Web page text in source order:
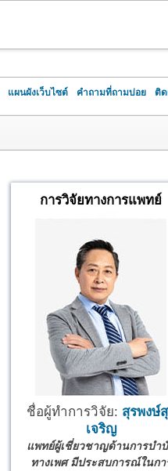
แผนผังเว็บไซต์ คำถามที่ถามบ่อย ติด
การวิจัยทางการแพทย์
ชื่อผู้ทำการวิจัย: สุรพงษ์
เจริญ
แพทย์ผู้เชี่ยวชาญด้านการบำ
ทางเพศ มีประสบการณ์ในกา